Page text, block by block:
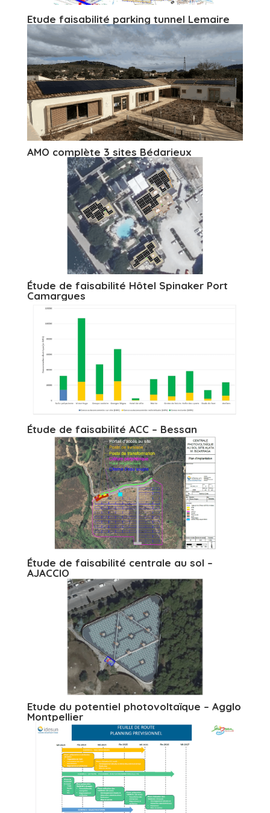
Etude faisabilité parking tunnel Lemaire
AMO complète 3 sites Bédarieux
Étude de faisabilité Hôtel Spinaker Port
Camargues
Étude de faisabilité ACC – Bessan
Étude de faisabilité centrale au sol –
AJACCIO
Etude du potentiel photovoltaïque – Agglo
Montpellier